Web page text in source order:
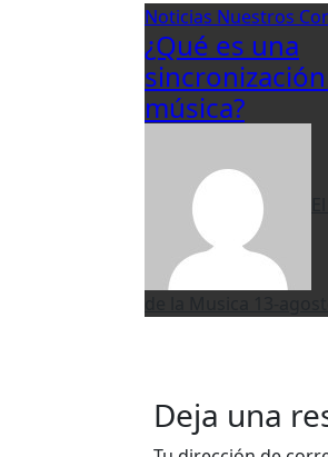
Noticias Nuestros
¿Qué es una
música?
Deja una